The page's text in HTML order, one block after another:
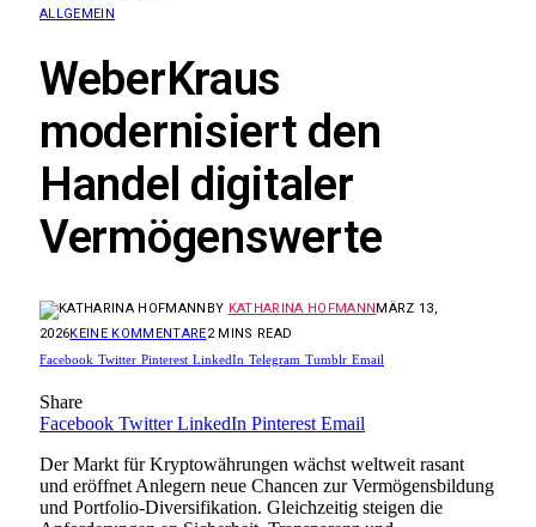
ALLGEMEIN
WeberKraus
modernisiert den
Handel digitaler
Vermögenswerte
BY KATHARINA HOFMANNMÄRZ 13,
2026KEINE KOMMENTARE2 MINS READ
Facebook Twitter Pinterest LinkedIn Telegram Tumblr Email
Share
Facebook Twitter LinkedIn Pinterest Email
Der Markt für Kryptowährungen wächst weltweit rasant
und eröffnet Anlegern neue Chancen zur Vermögensbildung
und Portfolio-Diversifikation. Gleichzeitig steigen die